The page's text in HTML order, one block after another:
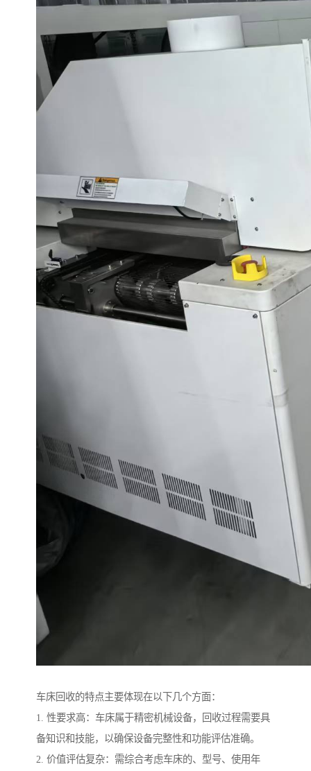
车床回收的特点主要体现在以下几个方面：
1. 性要求高：车床属于精密机械设备，回收过程需要具
备知识和技能，以确保设备完整性和功能评估准确。
2. 价值评估复杂：需综合考虑车床的、型号、使用年